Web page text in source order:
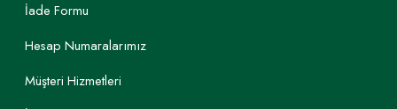
İade Formu
Hesap Numaralarımız
Müşteri Hizmetleri